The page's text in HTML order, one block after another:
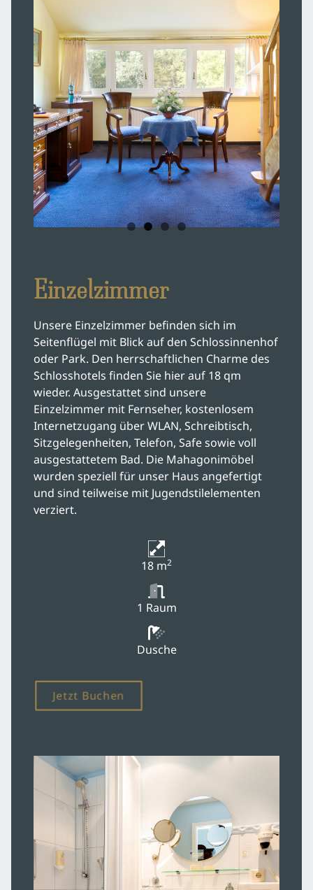
Natur entdecken
Gutscheine
Einzelzimmer
Unsere Einzelzimmer befinden sich im
Seitenflügel mit Blick auf den Schlossinnenhof
oder Park. Den herrschaftlichen Charme des
Schlosshotels finden Sie hier auf 18 qm
wieder. Ausgestattet sind unsere
Einzelzimmer mit Fernseher, kostenlosem
Internetzugang über WLAN, Schreibtisch,
Sitzgelegenheiten, Telefon, Safe sowie voll
ausgestattetem Bad. Die Mahagonimöbel
wurden speziell für unser Haus angefertigt
und sind teilweise mit Jugendstilelementen
verziert.
18 m2
1 Raum
Dusche
Jetzt Buchen